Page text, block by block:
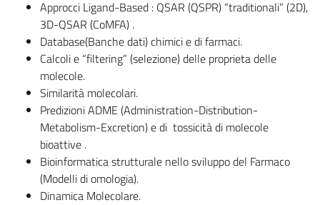
Approcci Ligand-Based : QSAR (QSPR) “traditionali” (2D),
3D-QSAR (CoMFA) .
Database(Banche dati) chimici e di farmaci.
Calcoli e “filtering” (selezione) delle proprieta delle
molecole.
Similarità molecolari.
Predizioni ADME (Administration-Distribution-
Metabolism-Excretion) e di tossicità di molecole
bioattive .
Bioinformatica strutturale nello sviluppo del Farmaco
(Modelli di omologia).
Dinamica Molecolare.